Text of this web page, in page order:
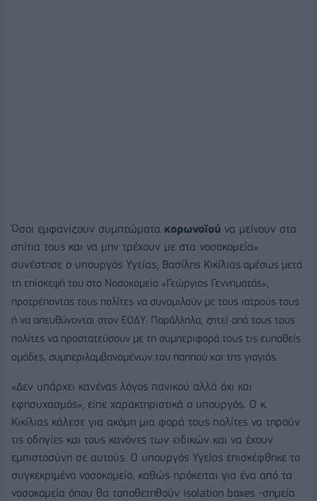
Όσοι εμφανίζουν συμπτώματα κορωνοϊού να μείνουν στα
σπίτια τους και να μην τρέχουν με στα νοσοκομεία»
συνέστησε ο υπουργός Υγείας, Βασίλης Κικίλιας αμέσως μετά
τη επίσκεψή του στο Νοσοκομείο «Γεώργιος Γεννηματάς»,
προτρέποντας τους πολίτες να συνομιλούν με τους ιατρούς τους
ή να απευθύνονται στον ΕΟΔΥ. Παράλληλα, ζητεί από τους τους
πολίτες να προστατεύσουν με τη συμπεριφορά τους τις ευπαθείς
ομάδες, συμπεριλαμβανομένων του παππού και της γιαγιάς.
«Δεν υπάρχει κανένας λόγος πανικού αλλά όχι και
εφησυχασμός», είπε χαρακτηριστικά ο υπουργός. Ο κ.
Κικίλιας κάλεσε για ακόμη μια φορά τους πολίτες να τηρούν
τις οδηγίες και τους κανόνες των ειδικών και να έχουν
εμπιστοσύνη σε αυτούς. Ο υπουργός Υγείας επισκέφθηκε το
συγκεκριμένο νοσοκομείο, καθώς πρόκειται για ένα από τα
νοσοκομεία όπου θα τοποθετηθούν isolation boxes -σημεία